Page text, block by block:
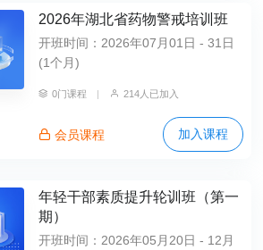
2026年湖北省药物警戒培训班
开班时间：2026年07月01日 - 31日
(1个月)
0门课程 | 214人已加入
会员课程 加入课程
年轻干部素质提升轮训班（第一
期）
开班时间：2026年05月20日 - 12月